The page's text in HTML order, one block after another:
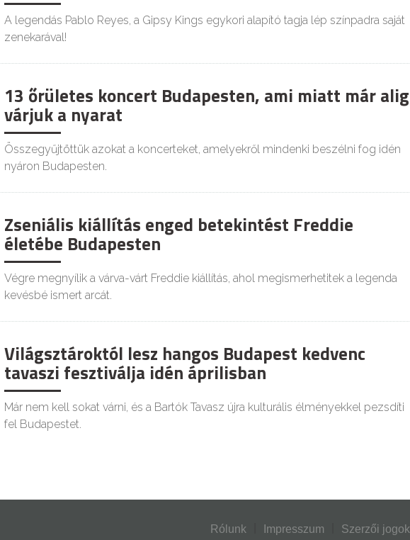
A legendás Pablo Reyes, a Gipsy Kings egykori alapító tagja lép színpadra saját
zenekarával!
13 őrületes koncert Budapesten, ami miatt már alig
várjuk a nyarat
Összegyűjtöttük azokat a koncerteket, amelyekről mindenki beszélni fog idén
nyáron Budapesten.
Zseniális kiállítás enged betekintést Freddie
életébe Budapesten
Végre megnyílik a várva-várt Freddie kiállítás, ahol megismerhetitek a legenda
kevésbé ismert arcát.
Világsztároktól lesz hangos Budapest kedvenc
tavaszi fesztiválja idén áprilisban
Már nem kell sokat várni, és a Bartók Tavasz újra kulturális élményekkel pezsdíti
fel Budapestet.
Rólunk Impresszum Szerzői jogok